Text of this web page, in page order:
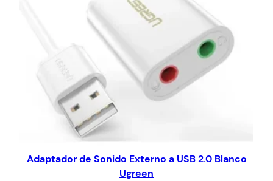
Adaptador de Sonido Externo a USB 2.0 Blanco
Ugreen